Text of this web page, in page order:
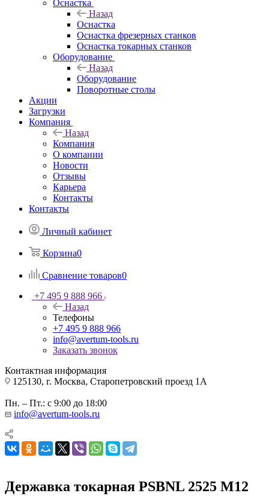
Оснастка
Назад
Оснастка
Оснастка фрезерных станков
Оснастка токарных станков
Оборудование
Назад
Оборудование
Поворотные столы
Акции
Загрузки
Компания
Назад
Компания
О компании
Новости
Отзывы
Карьера
Контакты
Контакты
Личный кабинет
Корзина0
Сравнение товаров0
+7 495 9 888 966
Назад
Телефоны
+7 495 9 888 966
info@avertum-tools.ru
Заказать звонок
Контактная информация
125130, г. Москва, Старопетровский проезд 1А
Пн. – Пт.: с 9:00 до 18:00
info@avertum-tools.ru
Державка токарная PSBNL 2525 M12